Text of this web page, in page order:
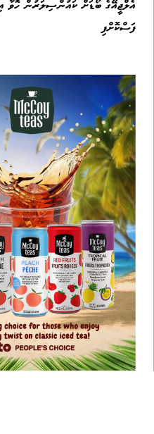
އެލްޖީއޭގެ ބޯޑަށް ކައުންސިލަރުން ހޮވާ
ފަސްކޮށްފި